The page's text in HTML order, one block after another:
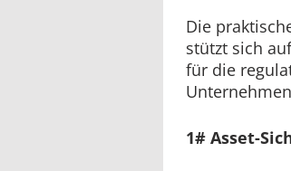
Die
stützt sich
für die
1# Asset-